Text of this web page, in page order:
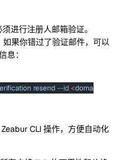
进行注册人邮箱验证。
果你错过了验证邮件，可以
息：
resend --id <domain-i
CLI 操作，方便自动化